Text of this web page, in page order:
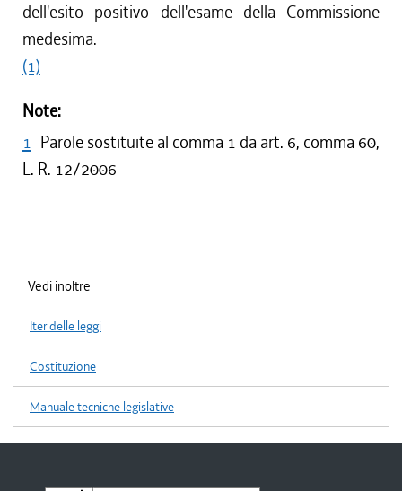
dell'esito positivo dell'esame della Commissione
medesima.
(1)
Note:
1 Parole sostituite al comma 1 da art. 6, comma 60,
L. R. 12/2006
Vedi inoltre
Iter delle leggi
Costituzione
Manuale tecniche legislative